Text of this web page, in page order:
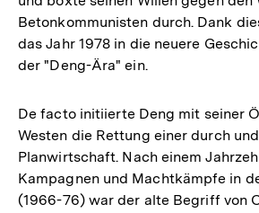
Betonkommunisten durch. Dank
das Jahr 1978 in die neuere
der "Deng-Ära" ein.
De facto initiierte Deng mit seiner
Westen die Rettung einer durch
Planwirtschaft. Nach einem
Kampagnen und Machtkämpfe in
(1966-76) war der alte Begriff von